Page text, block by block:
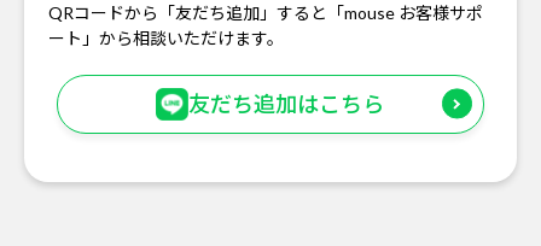
QRコードから「友だち追加」すると「mouse お客様サポ
ート」から相談いただけます。
友だち追加はこちら